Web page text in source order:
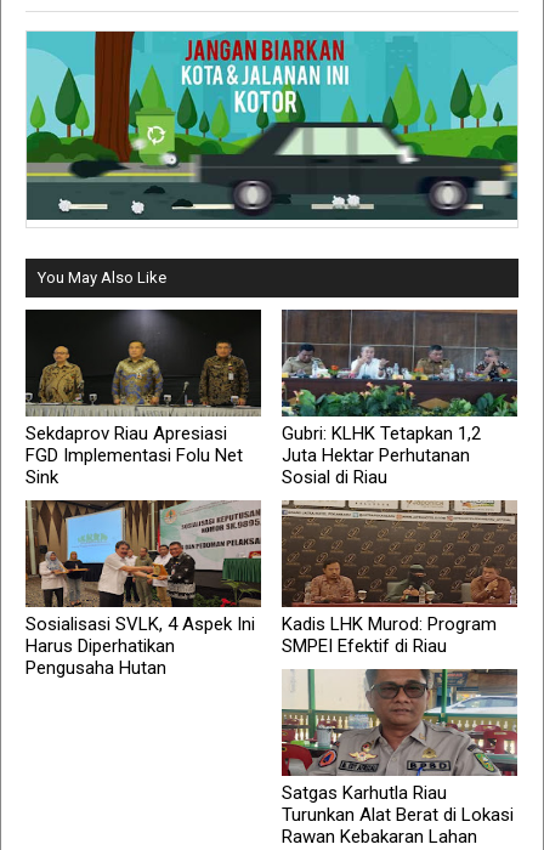
You May Also Like
Sekdaprov Riau Apresiasi
FGD Implementasi Folu Net
Sink
Gubri: KLHK Tetapkan 1,2
Juta Hektar Perhutanan
Sosial di Riau
Sosialisasi SVLK, 4 Aspek Ini
Harus Diperhatikan
Pengusaha Hutan
Kadis LHK Murod: Program
SMPEI Efektif di Riau
Satgas Karhutla Riau
Turunkan Alat Berat di Lokasi
Rawan Kebakaran Lahan